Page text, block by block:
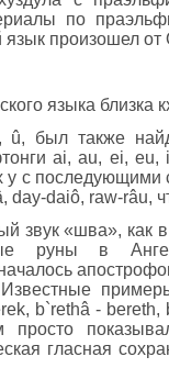
по
язык произошел
языка близка
был также
ai, au, ei, eu,
у с
day-daiô, raw-râu,
звук «шва», как
руны в
b`rethâ -
гласная